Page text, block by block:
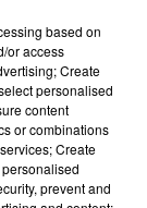
based on
or access
Create
personalised
content
or combinations
Create
prevent and